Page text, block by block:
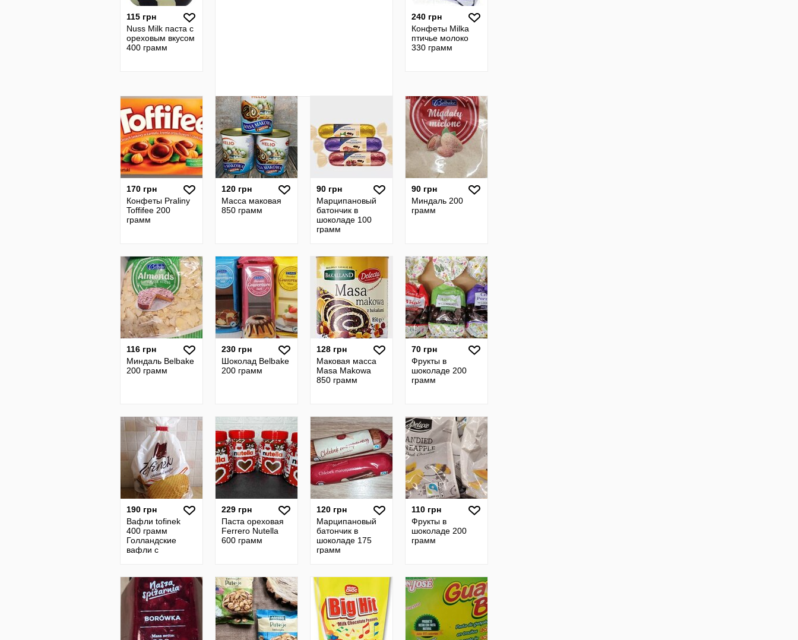
115 грн
Nuss Milk паста с
ореховым вкусом
400 грамм
240 грн
Конфеты Milka
птичье молоко
330 грамм
170 грн
Конфеты Praliny
Toffifee 200
грамм
120 грн
Масса маковая
850 грамм
90 грн
Марципановый
батончик в
шоколаде 100
грамм
90 грн
Миндаль 200
грамм
116 грн
Миндаль Belbake
200 грамм
230 грн
Шоколад Belbake
200 грамм
128 грн
Маковая масса
Masa Makowa
850 грамм
70 грн
Фрукты в
шоколаде 200
грамм
190 грн
Вафли tofinek
400 грамм
Голландские
вафли с
229 грн
Паста ореховая
Ferrero Nutella
600 грамм
120 грн
Марципановый
батончик в
шоколаде 175
грамм
110 грн
Фрукты в
шоколаде 200
грамм